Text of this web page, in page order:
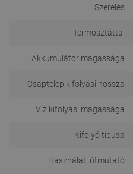
Szerelés
Termosztáttal
Akkumulátor magassága
Csaptelep kifolyási hossza
Víz kifolyási magassága
Kifolyó típusa
Használati útmutató